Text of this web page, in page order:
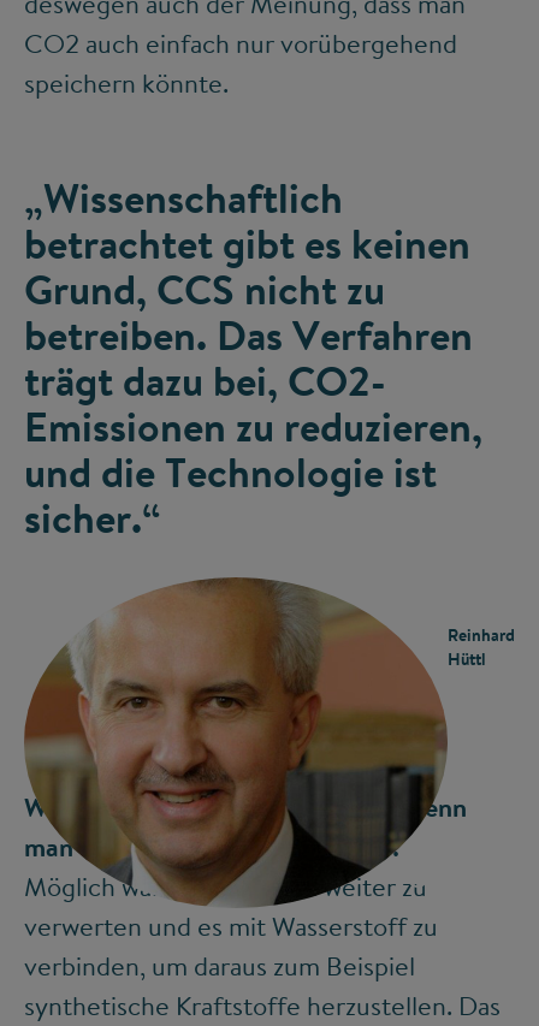
CO2 auch einfach nur vorübergehend
speichern könnte.
„Wissenschaftlich
betrachtet gibt es keinen
Grund, CCS nicht zu
betreiben. Das Verfahren
trägt dazu bei, CO2-
Emissionen zu reduzieren,
und die Technologie ist
sicher.“
©
Reinhard
Hüttl
Wozu kann man das CO2
nutzen, wenn
man es wieder herausgeholt hat?
Möglich wäre es, das CO
2weiter zu
verwerten und es mit Wasserstoff zu
verbinden, um daraus zum Beispiel
synthetische Kraftstoffe herzustellen. Das